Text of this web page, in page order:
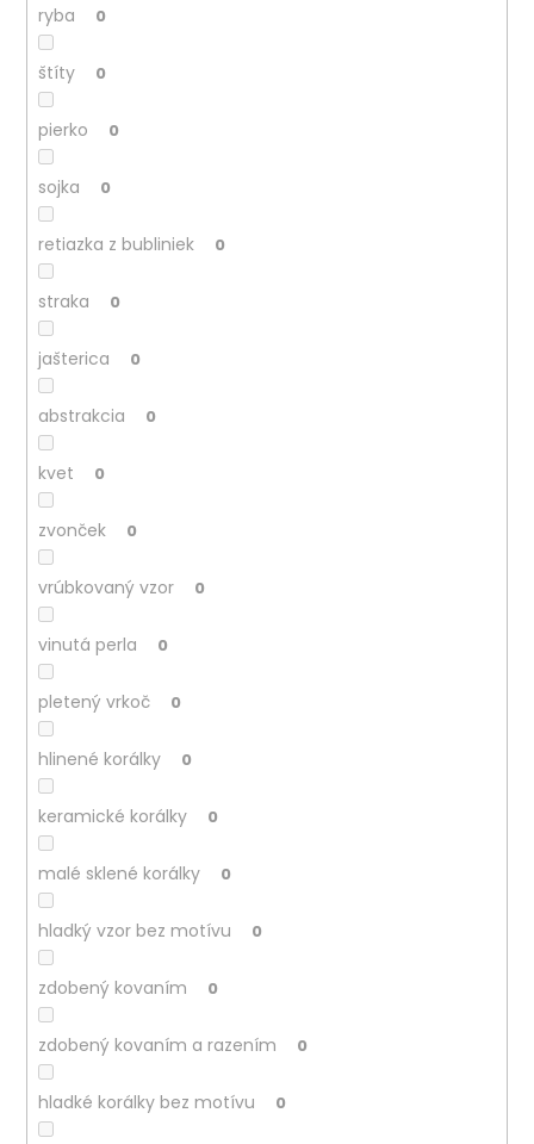
ryba 0
štíty 0
pierko 0
sojka 0
retiazka z bubliniek 0
straka 0
jašterica 0
abstrakcia 0
kvet 0
zvonček 0
vrúbkovaný vzor 0
vinutá perla 0
pletený vrkoč 0
hlinené korálky 0
keramické korálky 0
malé sklené korálky 0
hladký vzor bez motívu 0
zdobený kovaním 0
zdobený kovaním a razením 0
hladké korálky bez motívu 0